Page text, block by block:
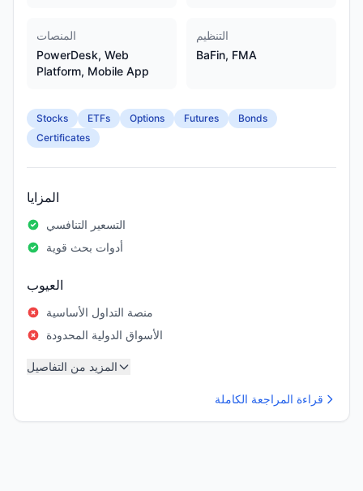
المنصات
PowerDesk, Web
Platform, Mobile App
التنظيم
BaFin, FMA
Stocks ETFs Options Futures
Bonds
Certificates
المزايا
التسعير التنافسي
أدوات بحث قوية
العيوب
منصة التداول الأساسية
الأسواق الدولية المحدودة
المزيد من التفاصيل
قراءة المراجعة الكاملة